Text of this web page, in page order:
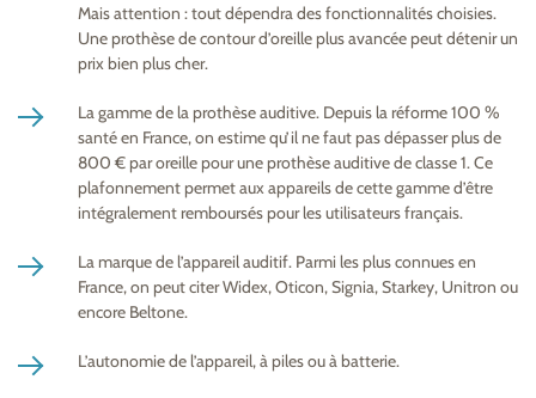
Mais attention : tout dépendra des fonctionnalités choisies.
Une prothèse de contour d’oreille plus avancée peut détenir un
prix bien plus cher.
La gamme de la prothèse auditive. Depuis la réforme 100 %
santé en France, on estime qu’il ne faut pas dépasser plus de
800 € par oreille pour une prothèse auditive de classe 1. Ce
plafonnement permet aux appareils de cette gamme d’être
intégralement remboursés pour les utilisateurs français.
La marque de l’appareil auditif. Parmi les plus connues en
France, on peut citer Widex, Oticon, Signia, Starkey, Unitron ou
encore Beltone.
L’autonomie de l’appareil, à piles ou à batterie.